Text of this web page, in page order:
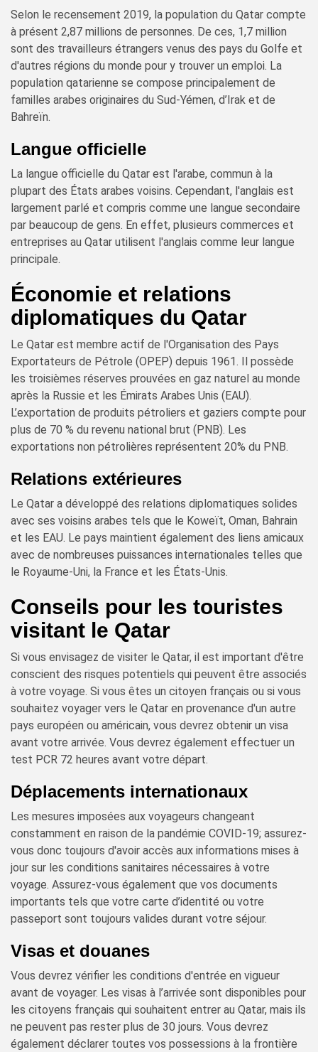
Selon le recensement 2019, la population du Qatar compte
à présent 2,87 millions de personnes. De ces, 1,7 million
sont des travailleurs étrangers venus des pays du Golfe et
d'autres régions du monde pour y trouver un emploi. La
population qatarienne se compose principalement de
familles arabes originaires du Sud-Yémen, d’Irak et de
Bahreïn.
Langue officielle
La langue officielle du Qatar est l'arabe, commun à la
plupart des États arabes voisins. Cependant, l'anglais est
largement parlé et compris comme une langue secondaire
par beaucoup de gens. En effet, plusieurs commerces et
entreprises au Qatar utilisent l'anglais comme leur langue
principale.
Économie et relations
diplomatiques du Qatar
Le Qatar est membre actif de l'Organisation des Pays
Exportateurs de Pétrole (OPEP) depuis 1961. Il possède
les troisièmes réserves prouvées en gaz naturel au monde
après la Russie et les Émirats Arabes Unis (EAU).
L’exportation de produits pétroliers et gaziers compte pour
plus de 70 % du revenu national brut (PNB). Les
exportations non pétrolières représentent 20% du PNB.
Relations extérieures
Le Qatar a développé des relations diplomatiques solides
avec ses voisins arabes tels que le Koweït, Oman, Bahrain
et les EAU. Le pays maintient également des liens amicaux
avec de nombreuses puissances internationales telles que
le Royaume-Uni, la France et les États-Unis.
Conseils pour les touristes
visitant le Qatar
Si vous envisagez de visiter le Qatar, il est important d'être
conscient des risques potentiels qui peuvent être associés
à votre voyage. Si vous êtes un citoyen français ou si vous
souhaitez voyager vers le Qatar en provenance d'un autre
pays européen ou américain, vous devrez obtenir un visa
avant votre arrivée. Vous devrez également effectuer un
test PCR 72 heures avant votre départ.
Déplacements internationaux
Les mesures imposées aux voyageurs changeant
constamment en raison de la pandémie COVID-19; assurez-
vous donc toujours d'avoir accès aux informations mises à
jour sur les conditions sanitaires nécessaires à votre
voyage. Assurez-vous également que vos documents
importants tels que votre carte d’identité ou votre
passeport sont toujours valides durant votre séjour.
Visas et douanes
Vous devrez vérifier les conditions d'entrée en vigueur
avant de voyager. Les visas à l’arrivée sont disponibles pour
les citoyens français qui souhaitent entrer au Qatar, mais ils
ne peuvent pas rester plus de 30 jours. Vous devrez
également déclarer toutes vos possessions à la frontière